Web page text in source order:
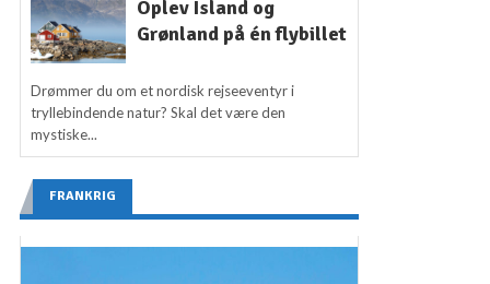
Oplev Island og
Grønland på én flybillet
Drømmer du om et nordisk rejseeventyr i
tryllebindende natur? Skal det være den
mystiske...
FRANKRIG